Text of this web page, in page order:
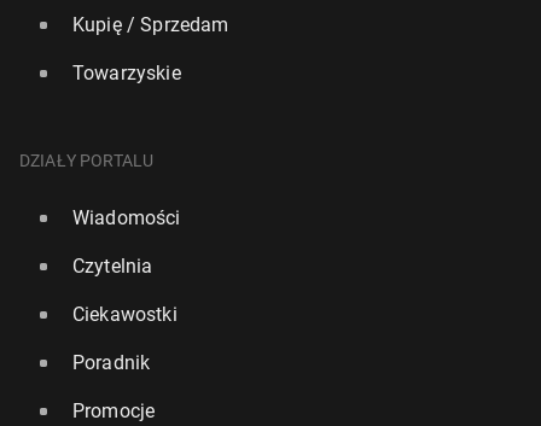
Kupię / Sprzedam
Towarzyskie
DZIAŁY PORTALU
Wiadomości
Czytelnia
Ciekawostki
Poradnik
Promocje